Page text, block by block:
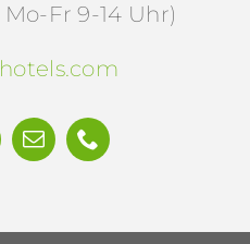
Fr 9-14 Uhr)